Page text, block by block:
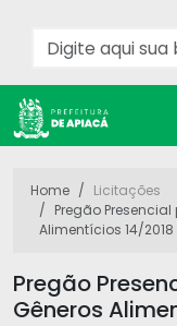
Home
Licitações
Pregão
Alimentícios 14/2018
Pregão
Gêneros